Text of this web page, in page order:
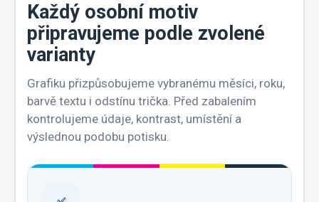
Každý osobní motiv
připravujeme podle zvolené
varianty
Grafiku přizpůsobujeme vybranému měsíci, roku,
barvě textu i odstínu trička. Před zabalením
kontrolujeme údaje, kontrast, umístění a
výslednou podobu potisku.